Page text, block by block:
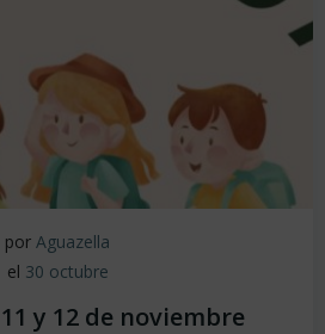
por Aguazella
el 30 octubre
y 12 de noviembre